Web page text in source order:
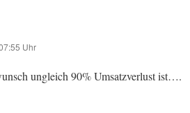
Uhr
ungleich 90% Umsatzverlust ist….